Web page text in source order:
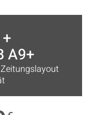
A9+